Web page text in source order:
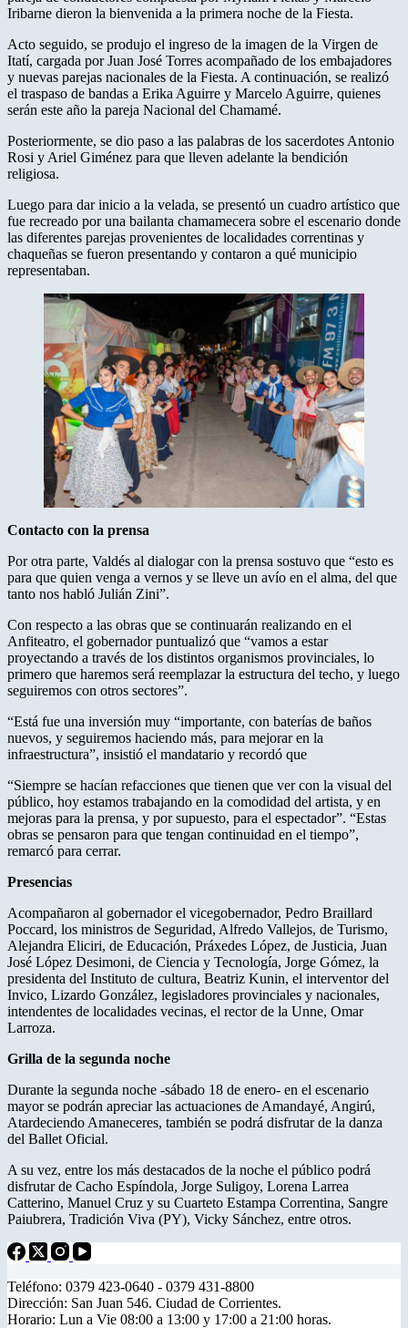
Iribarne dieron la bienvenida a la primera noche de la Fiesta.
Acto seguido, se produjo el ingreso de la imagen de la Virgen de
Itatí, cargada por Juan José Torres acompañado de los embajadores
y nuevas parejas nacionales de la Fiesta. A continuación, se realizó
el traspaso de bandas a Erika Aguirre y Marcelo Aguirre, quienes
serán este año la pareja Nacional del Chamamé.
Posteriormente, se dio paso a las palabras de los sacerdotes Antonio
Rosi y Ariel Giménez para que lleven adelante la bendición
religiosa.
Luego para dar inicio a la velada, se presentó un cuadro artístico que
fue recreado por una bailanta chamamecera sobre el escenario donde
las diferentes parejas provenientes de localidades correntinas y
chaqueñas se fueron presentando y contaron a qué municipio
representaban.
Contacto con la prensa
Por otra parte, Valdés al dialogar con la prensa sostuvo que “esto es
para que quien venga a vernos y se lleve un avío en el alma, del que
tanto nos habló Julián Zini”.
Con respecto a las obras que se continuarán realizando en el
Anfiteatro, el gobernador puntualizó que “vamos a estar
proyectando a través de los distintos organismos provinciales, lo
primero que haremos será reemplazar la estructura del techo, y luego
seguiremos con otros sectores”.
“Está fue una inversión muy “importante, con baterías de baños
nuevos, y seguiremos haciendo más, para mejorar en la
infraestructura”, insistió el mandatario y recordó que
“Siempre se hacían refacciones que tienen que ver con la visual del
público, hoy estamos trabajando en la comodidad del artista, y en
mejoras para la prensa, y por supuesto, para el espectador”. “Estas
obras se pensaron para que tengan continuidad en el tiempo”,
remarcó para cerrar.
Presencias
Acompañaron al gobernador el vicegobernador, Pedro Braillard
Poccard, los ministros de Seguridad, Alfredo Vallejos, de Turismo,
Alejandra Eliciri, de Educación, Práxedes López, de Justicia, Juan
José López Desimoni, de Ciencia y Tecnología, Jorge Gómez, la
presidenta del Instituto de cultura, Beatriz Kunin, el interventor del
Invico, Lizardo González, legisladores provinciales y nacionales,
intendentes de localidades vecinas, el rector de la Unne, Omar
Larroza.
Grilla de la segunda noche
Durante la segunda noche -sábado 18 de enero- en el escenario
mayor se podrán apreciar las actuaciones de Amandayé, Angirú,
Atardeciendo Amaneceres, también se podrá disfrutar de la danza
del Ballet Oficial.
A su vez, entre los más destacados de la noche el público podrá
disfrutar de Cacho Espíndola, Jorge Suligoy, Lorena Larrea
Catterino, Manuel Cruz y su Cuarteto Estampa Correntina, Sangre
Paiubrera, Tradición Viva (PY), Vicky Sánchez, entre otros.
Teléfono: 0379 423-0640 - 0379 431-8800
Dirección: San Juan 546. Ciudad de Corrientes.
Horario: Lun a Vie 08:00 a 13:00 y 17:00 a 21:00 horas.